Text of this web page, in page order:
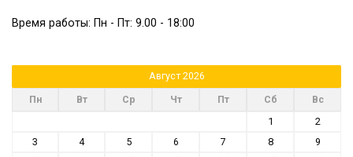
Время работы: Пн - Пт: 9.00 - 18:00
Август 2026
Пн
Вт Ср Чт Пт Сб
Вс
1
2
3
4 5 6 7 8
9